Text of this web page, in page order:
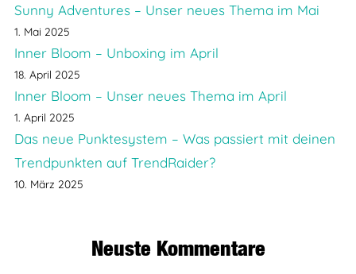
Sunny Adventures – Unser neues Thema im Mai
1. Mai 2025
Inner Bloom – Unboxing im April
18. April 2025
Inner Bloom – Unser neues Thema im April
1. April 2025
Das neue Punktesystem – Was passiert mit deinen
Trendpunkten auf TrendRaider?
10. März 2025
Neuste Kommentare